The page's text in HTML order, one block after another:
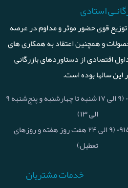
استادی
قوی حضور موثر و مداوم در عرصه
و همچنین اعتقاد به همکاری های
اقتصادی از دستاوردهای بازرگانی
این سالها بوده است.
۰۹۱۵۵۰۵۵۰۰۶ (۹ الی ۱۷ شنبه تا چهارشنبه و پنج‌شنبه ۹
الی ۱۳)
۰۹۱۵۵۰۵۵۰۰۶ (۹ الی ۲۴ هفت روز هفته و روزهای
تعطیل)
خدمات مشتریان